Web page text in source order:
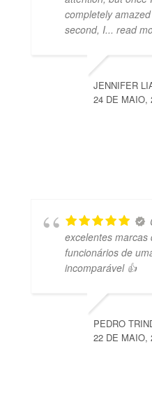
completely
second, I... read
JENNIFER
24 DE MAIO,
excelentes
funcionários de
incomparável 👍
PEDRO
22 DE MAIO,